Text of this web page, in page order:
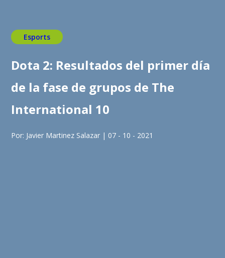
Esports
Dota 2: Resultados del primer día
de la fase de grupos de The
International 10
Por: Javier Martinez Salazar | 07 - 10 - 2021